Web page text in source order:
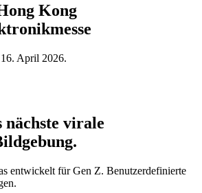
Kong
April 2026.
nächste virale
entwickelt für Gen Z. Benutzerdefinierte